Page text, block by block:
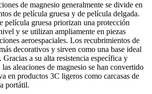
de magnesio generalmente se divide en
de película gruesa y de película delgada.
película gruesa priorizan una protección
y se utilizan ampliamente en piezas
aeroespaciales. Los recubrimientos de
decorativos y sirven como una base ideal
a su alta resistencia específica y
aleaciones de magnesio se han convertido
en productos 3C ligeros como carcasas de
portátil.